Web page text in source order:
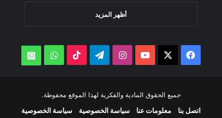
أظهر المزيد
فيسبوك ‫YouTubeانستقرامتيلقرام ‫TikTokواتساب
جميع الحقوق المادية والفكرية لهذا الموقع محفوظة.
اتصل بنا معلومات عنا سياسة الخصوصية سياسة الخصوصية